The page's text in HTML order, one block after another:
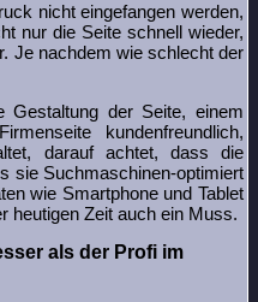
nicht eingefangen werden,
nur die Seite schnell wieder,
Je nachdem wie schlecht der
der Seite, einem
kundenfreundlich,
darauf achtet, dass die
sie Suchmaschinen-optimiert
wie Smartphone und Tablet
heutigen Zeit auch ein Muss.
als der Profi im